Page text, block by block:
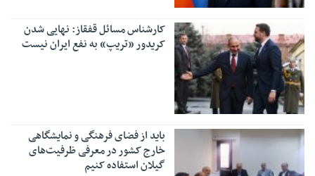
کارشناس مسائل قفقاز: نهایی شدن
کریدور «تریپ» به نفع ایران نیست
باید از فضای فرهنگی و نمایشگاهی
خارج کشور در معرفی ظرفیت‌های
گیلان استفاده کنیم